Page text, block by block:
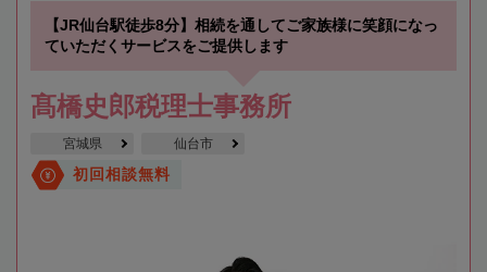
【JR仙台駅徒歩8分】相続を通してご家族様に笑顔になっ
ていただくサービスをご提供します
髙橋史郎税理士事務所
宮城県 仙台市
初回相談無料